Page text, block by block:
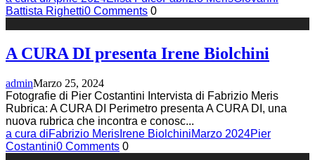
Battista Righetti0 Comments 0
A CURA DI presenta Irene Biolchini
adminMarzo 25, 2024
Fotografie di Pier Costantini Intervista di Fabrizio Meris
Rubrica: A CURA DI Perimetro presenta A CURA DI, una
nuova rubrica che incontra e conosc...
a cura diFabrizio Meris Irene BiolchiniMarzo 2024Pier
Costantini0 Comments 0